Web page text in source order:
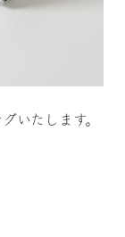
いたします。